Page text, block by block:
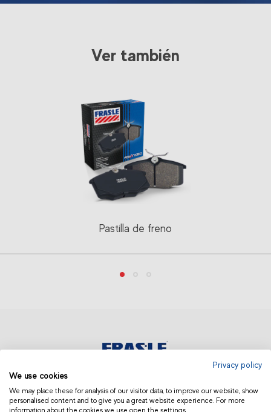
Ver también
Pastilla de freno
EUROPA | ESPAÑOL
Privacy policy
We use cookies
We may place these for analysis of our visitor data, to improve our website, show
personalised content and to give you a great website experience. For more
information about the cookies we use open the settings.